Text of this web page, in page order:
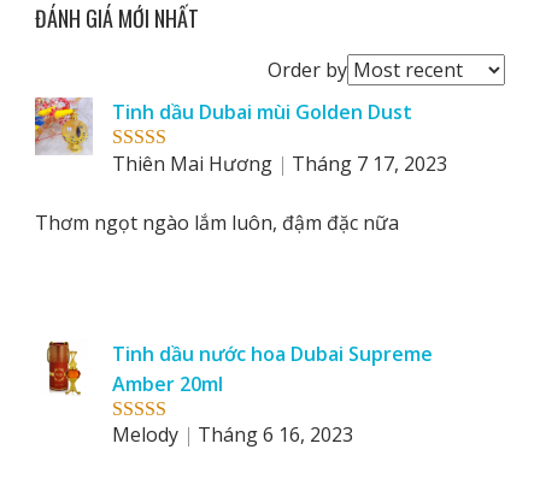
ĐÁNH GIÁ MỚI NHẤT
Order byOrder
by
Rated5 out
Tinh dầu Dubai mùi Golden Dust
Thiên Mai Hương
Tháng 7 17, 2023
Thơm ngọt ngào lắm luôn, đậm đặc nữa
Rated5out
Tinh dầu nước hoa Dubai Supreme
Amber 20ml
Melody
Tháng 6 16, 2023